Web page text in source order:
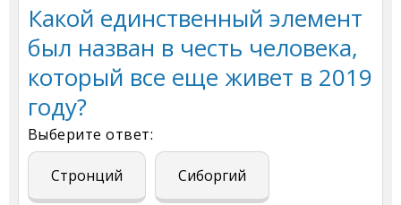
Какой единственный элемент
был назван в честь человека,
который все еще живет в 2019
году?
Выберите ответ:
Стронций Сиборгий